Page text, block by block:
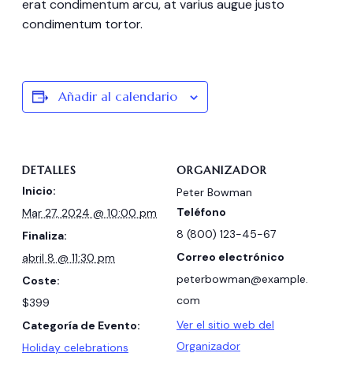
erat condimentum arcu, at varius augue justo
condimentum tortor.
Añadir al calendario
DETALLES
Inicio:
Mar 27, 2024 @ 10:00 pm
Finaliza:
abril 8 @ 11:30 pm
Coste:
$399
Categoría de Evento:
Holiday celebrations
ORGANIZADOR
Peter Bowman
Teléfono
8 (800) 123-45-67
Correo electrónico
peterbowman@example.
com
Ver el sitio web del
Organizador